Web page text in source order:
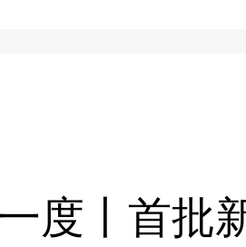
度丨首批